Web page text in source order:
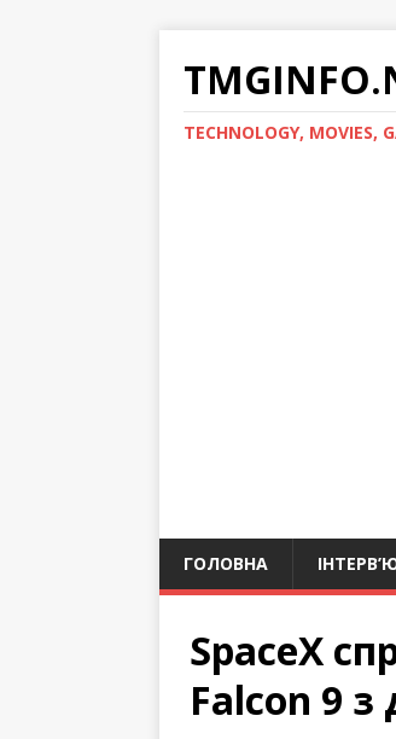
ТECHNOLOGY, MOVIES,
ГОЛОВНА
SpaceX
Falcon 9